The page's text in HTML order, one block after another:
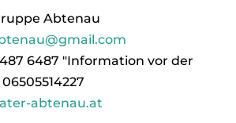
Abtenau
6487 "Information vor der
abtenau.at